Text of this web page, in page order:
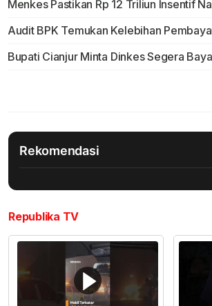
Menkes Pastikan Rp 12 Triliun Insentif
Audit BPK Temukan Kelebihan
Bupati Cianjur Minta Dinkes Segera
Rekomendasi
Republika TV